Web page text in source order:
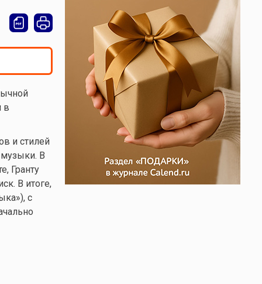
в
и стилей
музыки. В
Гранту
В итоге,
с